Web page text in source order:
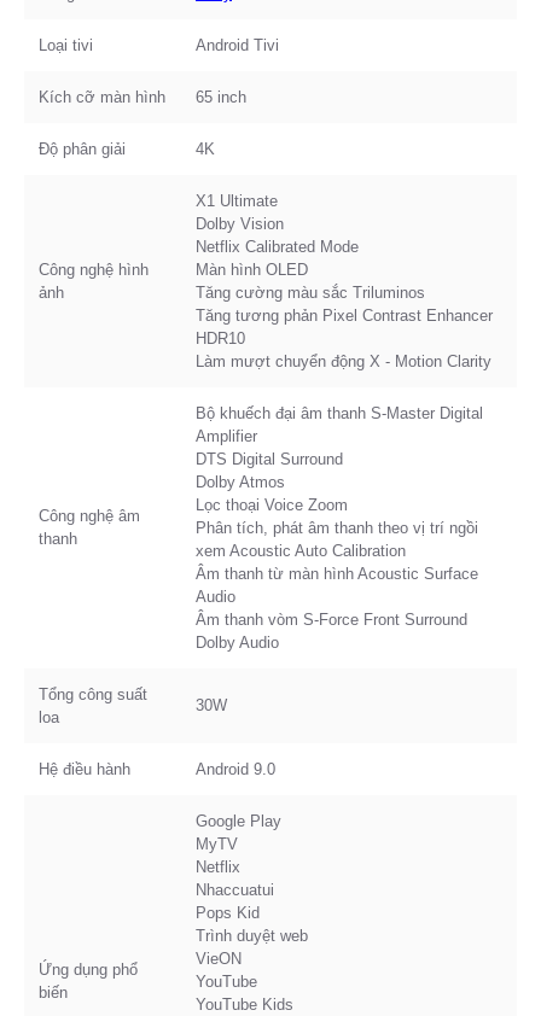
Loại tivi Android Tivi
Kích cỡ màn hình 65 inch
Độ phân giải 4K
Công nghệ hình
ảnh
X1 Ultimate
Dolby Vision
Netflix Calibrated Mode
Màn hình OLED
Tăng cường màu sắc Triluminos
Tăng tương phản Pixel Contrast Enhancer
HDR10
Làm mượt chuyển động X - Motion Clarity
Công nghệ âm
thanh
Bộ khuếch đại âm thanh S-Master Digital
Amplifier
DTS Digital Surround
Dolby Atmos
Lọc thoại Voice Zoom
Phân tích, phát âm thanh theo vị trí ngồi
xem Acoustic Auto Calibration
Âm thanh từ màn hình Acoustic Surface
Audio
Âm thanh vòm S-Force Front Surround
Dolby Audio
Tổng công suất
loa
30W
Hệ điều hành Android 9.0
Ứng dụng phổ
biến
Google Play
MyTV
Netflix
Nhaccuatui
Pops Kid
Trình duyệt web
VieON
YouTube
YouTube Kids